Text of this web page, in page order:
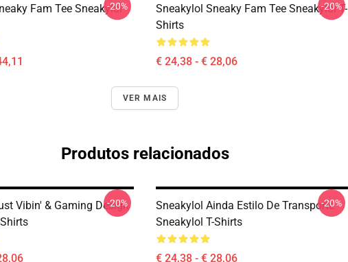
Fam Tee Sneakylol
-20%
Sneakylol Sneaky Fam Tee Sneakylol T-
Shirts
€ 24,38 - € 28,06
-20%
VER MAIS
Produtos relacionados
Vibin' & Gaming Design
-20%
Sneakylol Ainda Estilo De Transporte
Sneakylol T-Shirts
€ 24,38 - € 28,06
-20%